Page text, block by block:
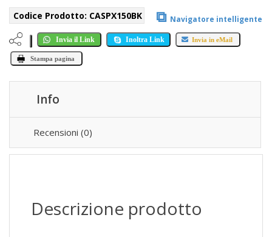
Codice Prodotto: CASPX150BK ⧉ Navigatore intelligente
Invia il Link Inoltra Link Invia in eMail
Stampa pagina
Info
Recensioni (0)
Descrizione prodotto